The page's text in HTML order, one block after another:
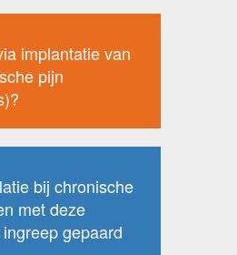
implantatie van
pijn
bij chronische
met deze
gepaard